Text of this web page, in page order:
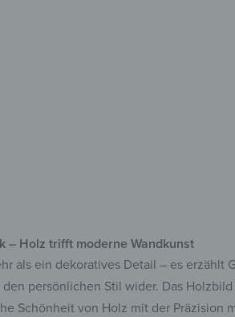
– Holz trifft moderne Wandkunst
als ein dekoratives Detail – es erzählt
persönlichen Stil wider. Das
Schönheit von Holz mit der Präzision